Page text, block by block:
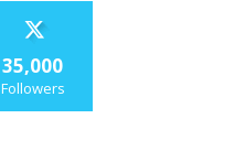
35,000
Followers